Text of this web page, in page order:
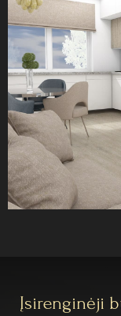
Įsirenginėji